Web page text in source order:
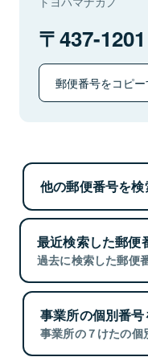
437-1201
郵便番号をコピー
他の郵便番号を検
最近検索した郵便
過去に検索した郵便
事業所の個別番
事業所の７けたの個